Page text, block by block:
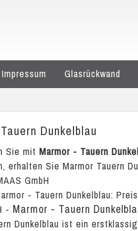
Impressum Glasrückwand
Dunkelblau
Sie mit Marmor - Tauern
erhalten Sie Marmor Tauern
GmbH
- Tauern Dunkelblau:
- Marmor - Tauern
Dunkelblau ist ein